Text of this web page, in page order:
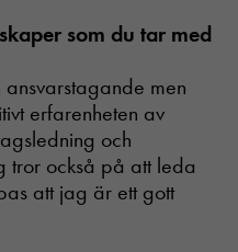
som du tar med
men
erfarenheten av
och
tror också på att leda
att jag är ett gott